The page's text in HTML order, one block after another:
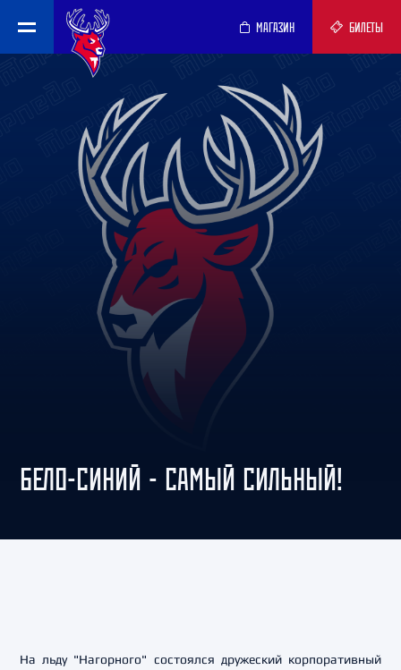
МАГАЗИН БИЛЕТЫ
БЕЛО-СИНИЙ - САМЫЙ СИЛЬНЫЙ!
На льду "Нагорного" состоялся дружеский корпоративный